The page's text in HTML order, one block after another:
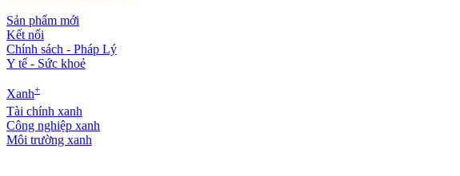
Sản phẩm mới
Kết nối
Chính sách - Pháp Lý
Y tế - Sức khoẻ
Xanh+
Tài chính xanh
Công nghiệp xanh
Môi trường xanh